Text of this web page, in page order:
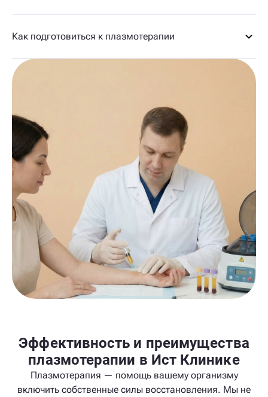
Как подготовиться к плазмотерапии
Эффективность и преимущества
плазмотерапии в Ист Клинике
Плазмотерапия — помощь вашему организму
включить собственные силы восстановления. Мы не